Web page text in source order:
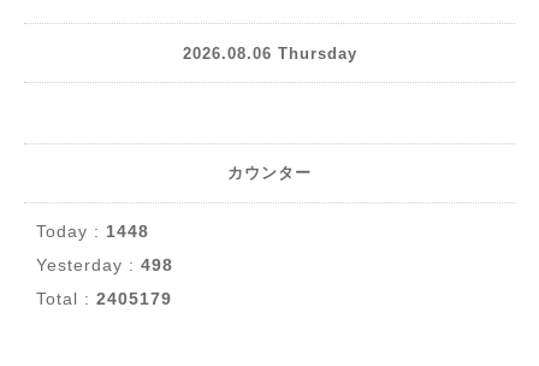
2026.08.06 Thursday
カウンター
Today : 1448
Yesterday : 498
Total : 2405179